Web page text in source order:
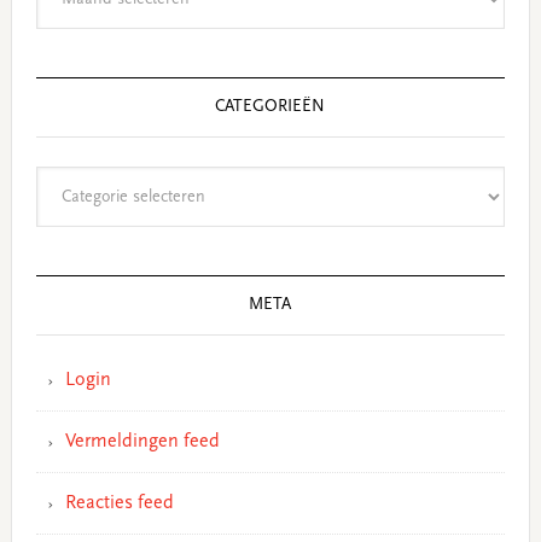
CATEGORIEËN
META
Login
Vermeldingen feed
Reacties feed